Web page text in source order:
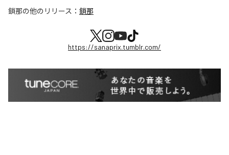
鎖那の他のリリース： 鎖那
https://sanaprix.tumblr.com/